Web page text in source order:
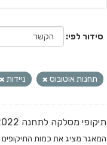
סידור לפי
תחנות אוטובוס
ניידות
תיקופי מסלקה לתחנה 2022